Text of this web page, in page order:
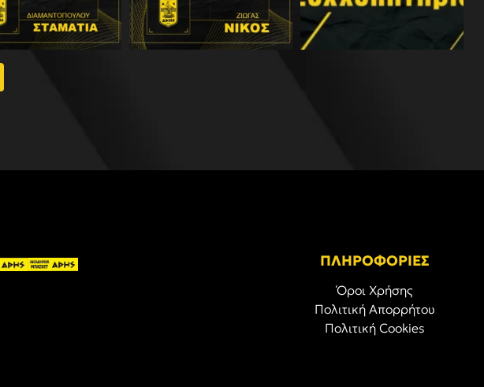
ΠΛΗΡΟΦΟΡΙΕΣ
Όροι Χρήσης
Πολιτική Απορρήτου
Πολιτική Cookies